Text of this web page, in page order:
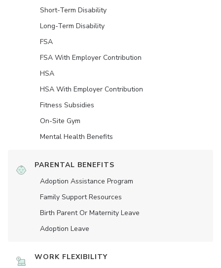
Short-Term Disability
Long-Term Disability
FSA
FSA With Employer Contribution
HSA
HSA With Employer Contribution
Fitness Subsidies
On-Site Gym
Mental Health Benefits
PARENTAL BENEFITS
Adoption Assistance Program
Family Support Resources
Birth Parent Or Maternity Leave
Adoption Leave
WORK FLEXIBILITY